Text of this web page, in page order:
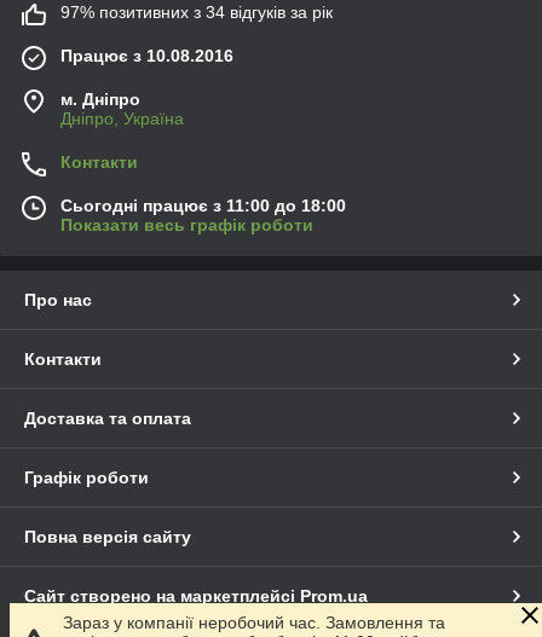
97% позитивних з 34 відгуків за рік
Працює з 10.08.2016
м. Дніпро
Дніпро, Україна
Контакти
Сьогодні працює з 11:00 до 18:00
Показати весь графік роботи
Про нас
Контакти
Доставка та оплата
Графік роботи
Повна версія сайту
Сайт створено на маркетплейсі Prom.ua
Зараз у компанії неробочий час. Замовлення та